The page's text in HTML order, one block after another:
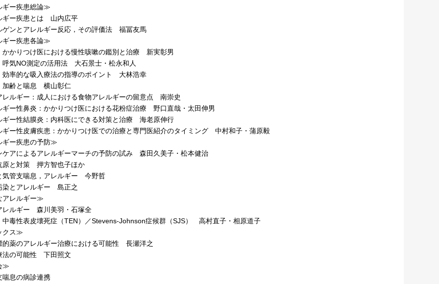
ー疾患総論≫
ー疾患とは 山内広平
ンとアレルギー反応，その評価法 福冨友馬
ー疾患各論≫
かりつけ医における慢性咳嗽の鑑別と治療 新実彰男
気NO測定の活用法 大石景士・松永和人
率的な吸入療法の指導のポイント 大林浩幸
齢と喘息 横山彰仁
ルギー：成人における食物アレルギーの留意点 南崇史
ー性鼻炎：かかりつけ医における花粉症治療 野口直哉・太田伸男
ー性結膜炎：内科医にできる対策と治療 海老原伸行
ー性皮膚疾患：かかりつけ医での治療と専門医紹介のタイミング 中村和子・蒲原毅
ー疾患の予防≫
アによるアレルギーマーチの予防の試み 森田久美子・松本健治
と対策 押方智也子ほか
管支喘息，アレルギー 今野哲
とアレルギー 島正之
レルギー≫
ルギー 森川美羽・石塚全
毒性表皮壊死症（TEN）／Stevens-Johnson症候群（SJS） 高村直子・相原道子
クス≫
薬のアレルギー治療における可能性 長瀬洋之
の可能性 下田照文
≫
息の病診連携